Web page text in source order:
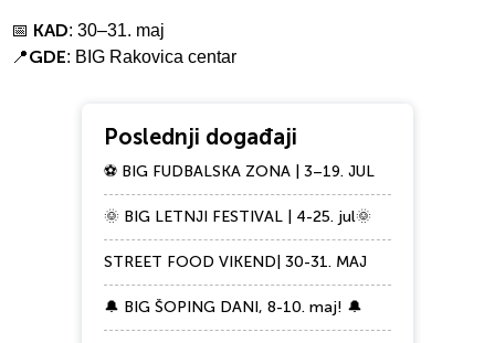
📅 KAD: 30–31. maj
📍GDE: BIG Rakovica centar
Poslednji događaji
⚽ BIG FUDBALSKA ZONA | 3–19. JUL
🌞 BIG LETNJI FESTIVAL | 4-25. jul🌞
STREET FOOD VIKEND| 30-31. MAJ
🔔 BIG ŠOPING DANI, 8-10. maj! 🔔